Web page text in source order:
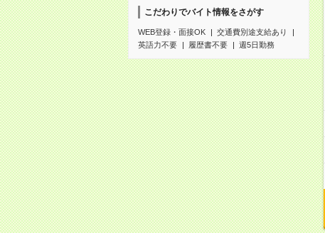
こだわりでバイト情報をさがす
WEB登録・面接OK
交通費別途支給あり
英語力不要
履歴書不要 週5日勤務